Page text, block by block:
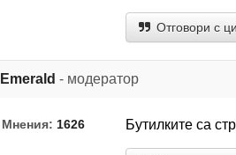
Отговори с
Emerald - модератор
Мнения: 1626 Бутилките са